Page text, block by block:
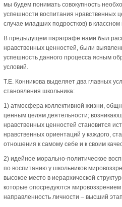
мы будем понимать совокупность
успешности воспитания нравственных
случае младших подростков) в классном
В предыдущем параграфе нами был
нравственных ценностей, были
успешность данного процесса ясным
условий.
Т.Е. Конникова выделяет два главных
становления школьника:
1) атмосфера коллективной жизни,
ценным целям деятельности;
нравственных ценностей становится
нравственных ориентаций у каждого,
отношения к самому себе и к своим
2) идейное морально-политическое
по воспитанию у школьников
высокое место в иерархической
которые опосредуются
направленность личности – высший